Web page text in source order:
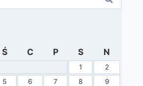
Ś C P S N
1
2
5 6 7 8
9